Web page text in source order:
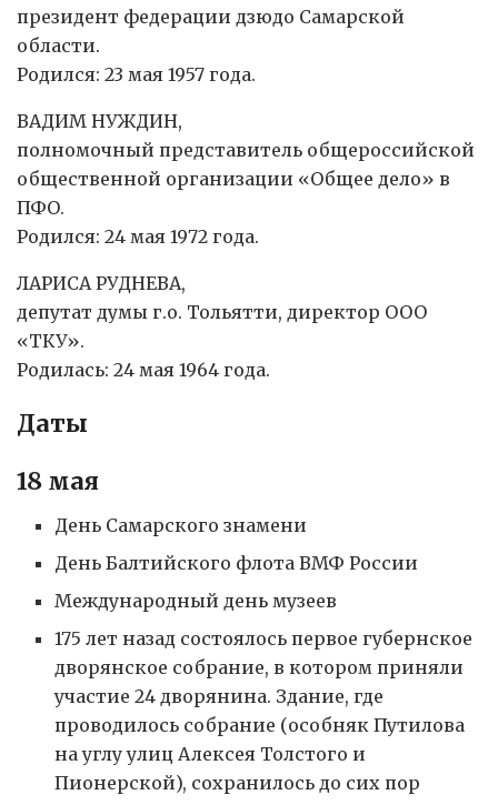
президент федерации дзюдо Самарской
области.
Родился: 23 мая 1957 года.
ВАДИМ НУЖДИН,
полномочный представитель общероссийской
общественной организации «Общее дело» в
ПФО.
Родился: 24 мая 1972 года.
ЛАРИСА РУДНЕВА,
депутат думы г.о. Тольятти, директор ООО
«ТКУ».
Родилась: 24 мая 1964 года.
Даты
18 мая
День Самарского знамени
День Балтийского флота ВМФ России
Международный день музеев
175 лет назад состоялось первое губернское
дворянское собрание, в котором приняли
участие 24 дворянина. Здание, где
проводилось собрание (особняк Путилова
на углу улиц Алексея Толстого и
Пионерской), сохранилось до сих пор